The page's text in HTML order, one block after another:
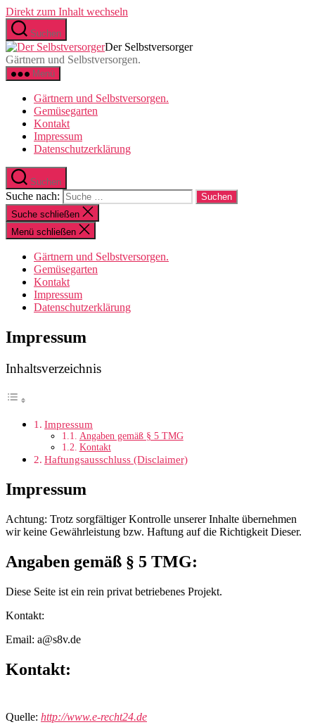
Direkt zum Inhalt wechseln
Suchen
Der Selbstversorger
Gärtnern und Selbstversorgen.
Menü
Gärtnern und Selbstversorgen.
Gemüsegarten
Kontakt
Impressum
Datenschutzerklärung
Suchen
Suche nach:
Suche schließen
Menü schließen
Gärtnern und Selbstversorgen.
Gemüsegarten
Kontakt
Impressum
Datenschutzerklärung
Impressum
Inhaltsverzeichnis
Impressum
Angaben gemäß § 5 TMG
Kontakt
Haftungsausschluss (Disclaimer)
Impressum
Achtung: Trotz sorgfältiger Kontrolle unserer Inhalte übernehmen
wir keine Gewährleistung bzw. Haftung auf die Richtigkeit Dieser.
Angaben gemäß § 5 TMG:
Diese Seite ist ein rein privat betriebenes Projekt.
Kontakt:
Email: a@s8v.de
Kontakt:
Quelle: http://www.e-recht24.de